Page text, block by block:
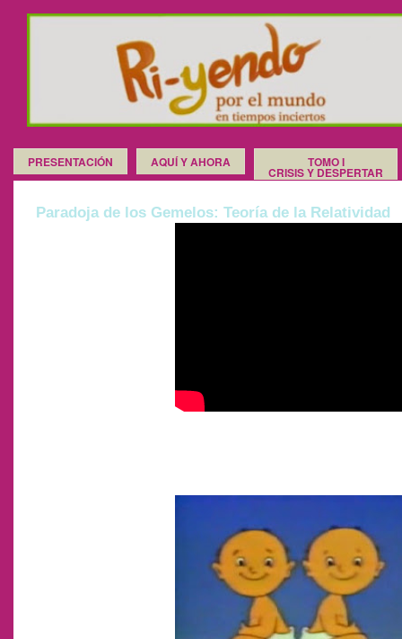
PRESENTACIÓN AQUÍ Y AHORA TOMO I
CRISIS Y DESPERTAR
Paradoja de los Gemelos: Teoría de la Relatividad